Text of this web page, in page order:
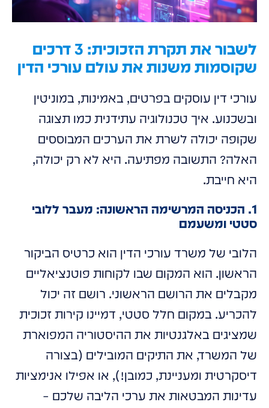
לשבור את תקרת הזכוכית: 3 דרכים
שקוסמות משנות את עולם עורכי הדין
עורכי דין עוסקים בפרטים, באמינות, במוניטין
ובשכנוע. איך טכנולוגיה עתידנית כמו תצוגה
שקופה יכולה לשרת את הערכים המבוססים
האלה? התשובה מפתיעה. היא לא רק יכולה,
היא חייבת.
1. הכניסה המרשימה הראשונה: מעבר ללובי
סטטי ומשעמם
הלובי של משרד עורכי הדין הוא כרטיס הביקור
הראשון. הוא המקום שבו לקוחות פוטנציאליים
מקבלים את הרושם הראשוני. רושם זה יכול
להכריע. במקום חלל סטטי, דמיינו קירות זכוכית
שמציגים באלגנטיות את ההיסטוריה המפוארת
של המשרד, את התיקים המובילים (בצורה
דיסקרטית ומעניינת, כמובן!), או אפילו אנימציות
עדינות המבטאות את ערכי הליבה שלכם –